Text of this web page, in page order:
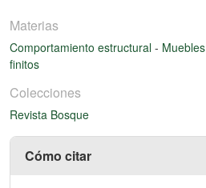
Materias
Comportamiento estructural - Muebles
finitos
Colecciones
Revista Bosque
Cómo citar